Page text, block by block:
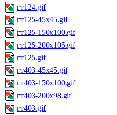
гт124.gif
гт125-45x45.gif
гт125-150x100.gif
гт125-200x105.gif
гт125.gif
гт403-45x45.gif
гт403-150x100.gif
гт403-200x98.gif
гт403.gif